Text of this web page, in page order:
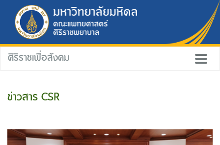
ศิริราชเพื่อสังคม
ข่าวสาร CSR